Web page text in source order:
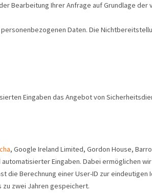
Bearbeitung Ihrer Anfrage auf Grundlage der
Daten. Die
Eingaben das Angebot von
, Google Ireland Limited, Gordon House,
Eingaben. Dabei ermöglichen
Berechnung einer User-ID zur
zwei Jahren gespeichert.